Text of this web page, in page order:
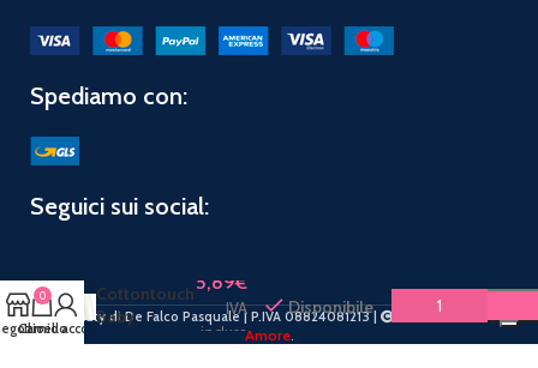
Spediamo con:
Seguici sui social:
PuntoBeauty di De Falco Pasquale | P.IVA 08824081213 | 2019 CREATO CON
Amore.
Cottontouch
Baby
bagnodoccia
5,89€
IVA
inclusa
Disponibile
0
Carrello
Il mio account